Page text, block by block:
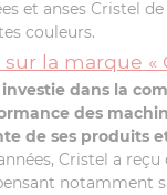
et anses Cristel
couleurs.
la marque «
investie dans la
des
de ses produits
Cristel a
notamment